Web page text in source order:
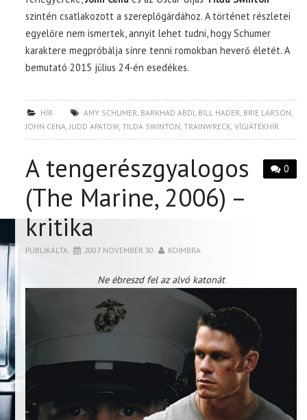
szintén csatlakozott a szereplőgárdához. A történet részletei
egyelőre nem ismertek, annyit lehet tudni, hogy Schumer
karaktere megpróbálja sínre tenni romokban heverő életét. A
bemutató 2015 július 24-én esedékes.
HÍR AMY SCHUMER, BARKHAD ABDI, BILL HADER, BRIE LARSON,
JOHN CENA,JUDD APATOW,TILDA SWINTON,TRAINWRECK,VÍGJÁTÉKHÍR
0
A tengerészgyalogos
(The Marine, 2006) –
kritika
PUBLIKÁLTA 2007. NOVEMBER 30. KOIMBRA
Ne ébreszd fel az alvó katonát